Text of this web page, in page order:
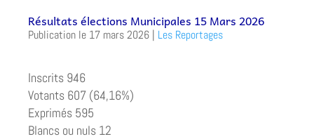
Résultats élections Municipales 15 Mars 2026
17 mars 2026 | Les Reportages
Inscrits 946
Votants 607 (64,16%)
Exprimés 595
Blancs ou nuls 12